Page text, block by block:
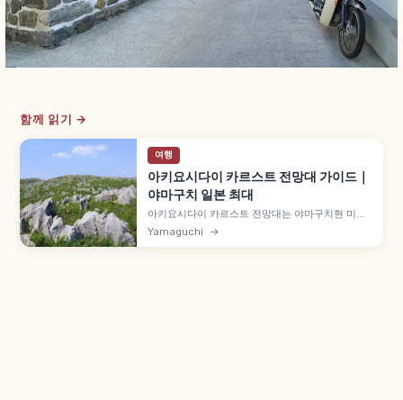
함께 읽기 →
여행
아키요시다이 카르스트 전망대 가이드｜
야마구치 일본 최대
아키요시다이 카르스트 전망대는 야마구치현 미네
시의 카르스트 지형 전망 명소로, 일본 최대 규모 카
르스트 대지를 한눈에 볼 수 있습니다. 카렌펠트(석
Yamaguchi →